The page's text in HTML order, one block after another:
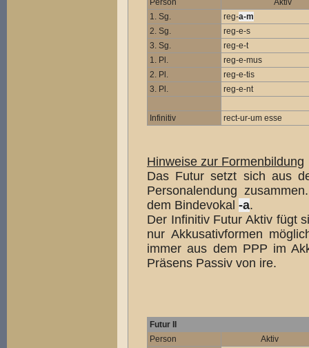
Person
Aktiv
1. Sg.
reg-a-m
2. Sg.
reg-e-s
3. Sg.
reg-e-t
1. Pl.
reg-e-mus
2. Pl.
reg-e-tis
3. Pl.
reg-e-nt
Infinitiv rect-ur-um esse
Hinweise zur Formenbildung
Das Futur setzt sich aus
Personalendung
dem Bindevokal -a.
Der Infinitiv Futur Aktiv fügt
nur Akkusativformen
immer aus dem PPP im
Präsens Passiv von ire.
Futur II
Person
Aktiv